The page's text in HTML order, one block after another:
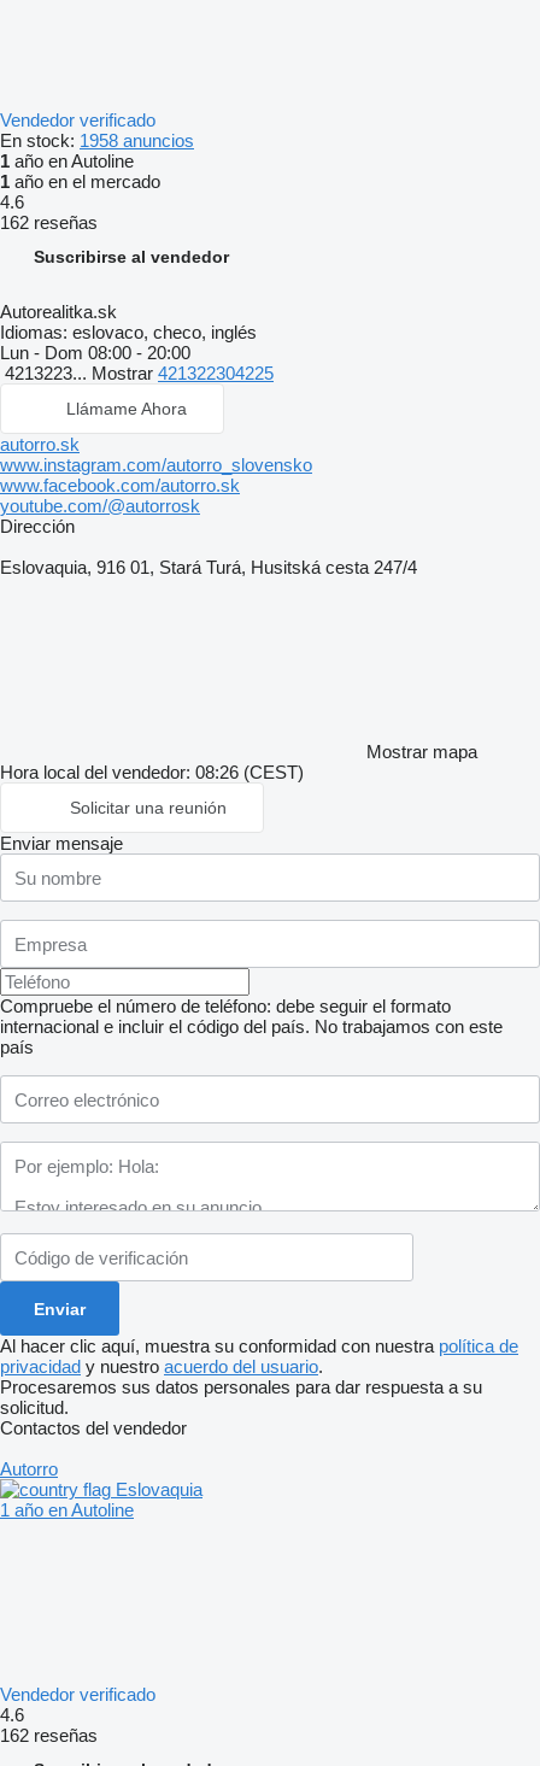
Vendedor verificado
En stock: 1958 anuncios
1 año en Autoline
1 año en el mercado
4.6
162 reseñas
Suscribirse al vendedor
Autorealitka.sk
Idiomas: eslovaco, checo, inglés
Lun - Dom 08:00 - 20:00
4213223... Mostrar 421322304225
Llámame Ahora
autorro.sk
www.instagram.com/autorro_slovensko
www.facebook.com/autorro.sk
youtube.com/@autorrosk
Dirección
Eslovaquia, 916 01, Stará Turá, Husitská cesta 247/4
Mostrar mapa
Hora local del vendedor: 08:26 (CEST)
Solicitar una reunión
Enviar mensaje
Compruebe el número de teléfono: debe seguir el formato
internacional e incluir el código del país. No trabajamos con este
país
Al hacer clic aquí, muestra su conformidad con nuestra política de
privacidad y nuestro acuerdo del usuario.
Procesaremos sus datos personales para dar respuesta a su
solicitud.
Contactos del vendedor
Autorro
Eslovaquia
1 año en Autoline
Vendedor verificado
4.6
162 reseñas